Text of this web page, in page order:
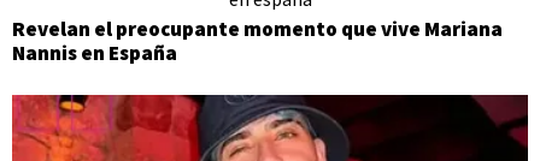
Revelan el preocupante momento que vive Mariana
Nannis en España